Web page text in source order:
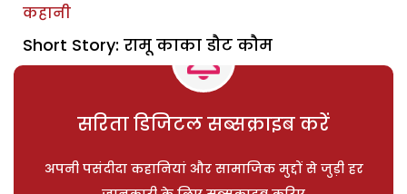
कहानी
Short Story: रामू काका डौट कौम
सरिता डिजिटल सब्सक्राइब करें
अपनी पसंदीदा कहानियां और सामाजिक मुद्दों से जुड़ी हर